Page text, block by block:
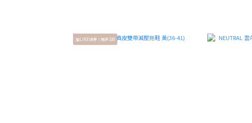
加LINE領券｜現折100